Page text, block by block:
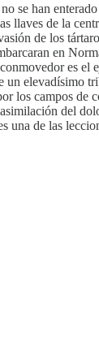
han
de la
de los
en
es
elevadísimo
los campos
del
una de las